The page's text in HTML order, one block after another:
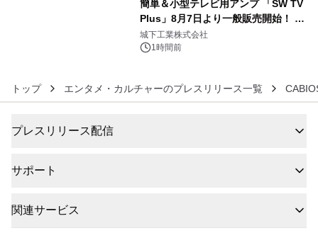
簡単＆小型テレビ用アンプ 「SW TV
Plus」8月7日より一般販売開始！ ケ
ーブル1本つなぐだけ、テレビの音が
ぐっと豊かに
城下工業株式会社
1時間前
トップ エンタメ・カルチャーのプレスリリース一覧
プレスリリース配信
サポート
関連サービス